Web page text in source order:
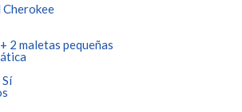
Cherokee
2 maletas pequeñas